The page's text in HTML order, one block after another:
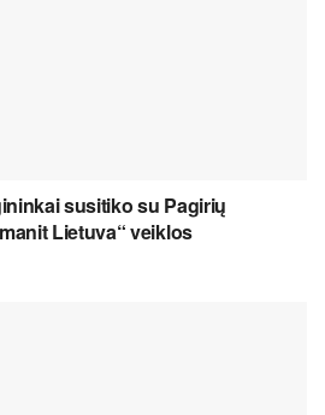
susitiko su Pagirių
Lietuva“ veiklos